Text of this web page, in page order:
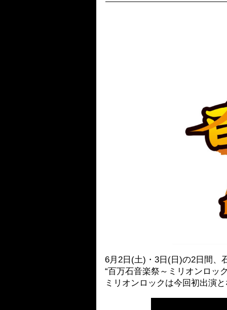
6月2日(土)・3日(日)の2日間、
“百万石音楽祭～ミリオンロッ
ミリオンロックは今回初出演